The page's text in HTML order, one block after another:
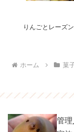
りんごとレーズ
ホーム 菓
管理